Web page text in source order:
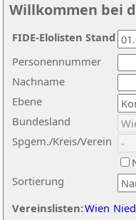
Willkommen bei
Nachname
Ebene
Sortierung
Personennummer
Bundesland
Spgem./Kreis/Verein
Vereinslisten:Wien
FIDE-Elolisten Stand